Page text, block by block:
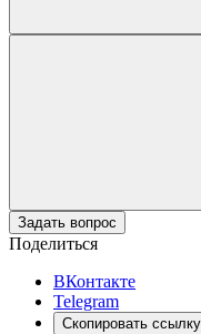
Задать вопрос
Поделиться
ВКонтакте
Telegram
Скопировать ссылку